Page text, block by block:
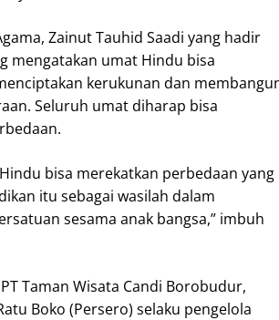
Zainut Tauhid Saadi yang hadir
mengatakan umat Hindu bisa
kerukunan dan
Seluruh umat diharap bisa
bisa merekatkan perbedaan yang
itu sebagai wasilah dalam
sesama anak bangsa,” imbuh
Taman Wisata Candi Borobudur,
Boko (Persero) selaku pengelola